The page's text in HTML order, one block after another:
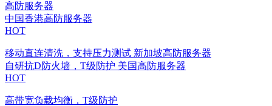
高防服务器
中国香港高防服务器
HOT
移动直连清洗，支持压力测试 新加坡高防服务器
自研抗D防火墙，T级防护 美国高防服务器
HOT
高带宽负载均衡，T级防护